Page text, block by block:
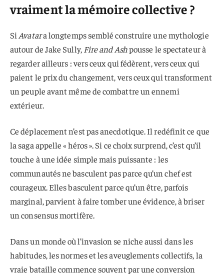
vraiment la mémoire collective ?
Si Avatara longtemps semblé construire une mythologie
autour de Jake Sully, Fire and Ashpousse le spectateur à
regarder ailleurs : vers ceux qui fédèrent, vers ceux qui
paient le prix du changement, vers ceux qui transforment
un peuple avant même de combattre un ennemi
extérieur.
Ce déplacement n’est pas anecdotique. Il redéfinit ce que
la saga appelle « héros ». Si ce choix surprend, c’est qu’il
touche à une idée simple mais puissante : les
communautés ne basculent pas parce qu’un chef est
courageux. Elles basculent parce qu’un être, parfois
marginal, parvient à faire tomber une évidence, à briser
un consensus mortifère.
Dans un monde où l’invasion se niche aussi dans les
habitudes, les normes et les aveuglements collectifs, la
vraie bataille commence souvent par une conversion